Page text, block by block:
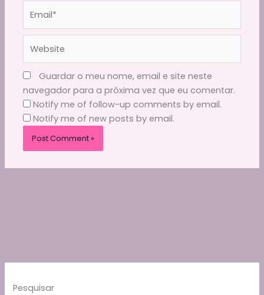
Guardar o meu nome, email e site neste
navegador para a próxima vez que eu comentar.
Notify me of follow-up comments by email.
Notify me of new posts by email.
Pesquisar